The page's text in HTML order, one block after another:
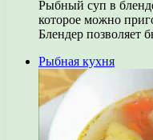
Рыбный суп в
которое можно
Блендер позволяет
Рыбная кухня